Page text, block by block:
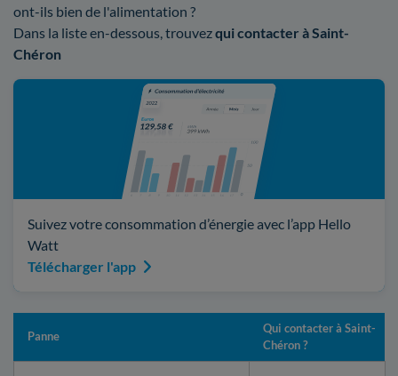
ont-ils bien de l'alimentation ?
Dans la liste en-dessous, trouvezqui contacter à Saint-
Chéron
Suivez votre consommation d’énergie avec l’app Hello
Watt
Télécharger l'app
Panne
Qui contacter à Saint-
Chéron ?